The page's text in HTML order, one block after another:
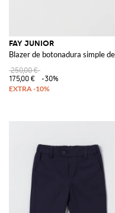
FAY JUNIOR
Blazer de botonadura simple
250,00 €
175,00 €
-30%